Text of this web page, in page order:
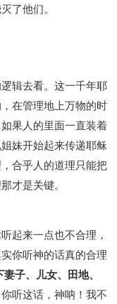
了他们。
辑去看。这一千年耶
在管理地上万物的时
果人的里面一直装着
妹开始起来传递耶稣
合乎人的道理只能把
才是关键。
起来一点也不合理，
你听神的话真的合理
子、儿女、田地、
听这话，神呐！我不